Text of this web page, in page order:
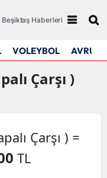
Beşiktaş Haberleri
VOLEYBOL
Çarşı )
Çarşı ) =
TL